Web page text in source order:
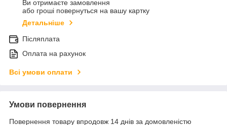
Ви отримаєте замовлення
або гроші повернуться на вашу картку
Детальніше
Післяплата
Оплата на рахунок
Всі умови оплати
Умови повернення
Повернення товару впродовж 14 днів за домовленістю